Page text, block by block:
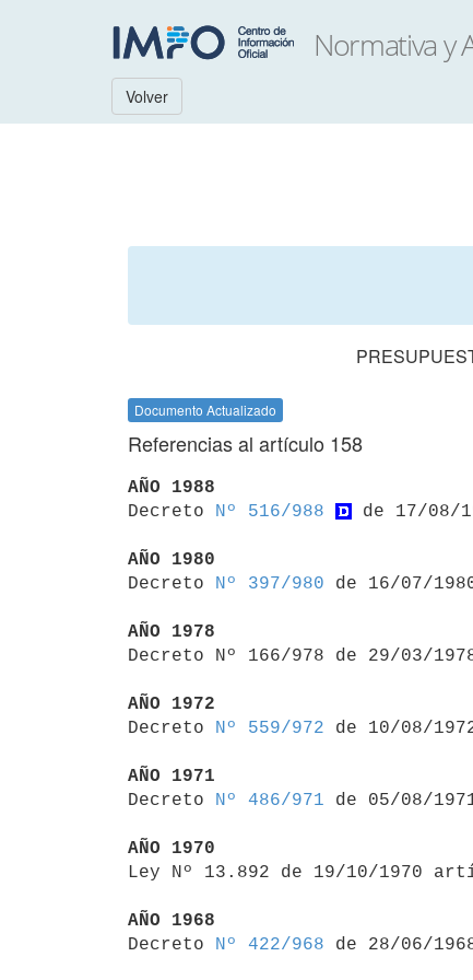
Volver
Documento Actualizado
Referencias al artículo 158
AÑO 1988
Decreto
Nº 516/988 de 17/08/
AÑO 1980
Decreto
Nº 397/980 de 16/07/
AÑO 1978
Decreto Nº 166/978 de 29/03/
AÑO 1972
Decreto
Nº 559/972 de 10/08/
AÑO 1971
Decreto
Nº 486/971 de 05/08/
AÑO 1970
Ley Nº 13.892 de 19/10/1970
AÑO 1968
Decreto
Nº 422/968